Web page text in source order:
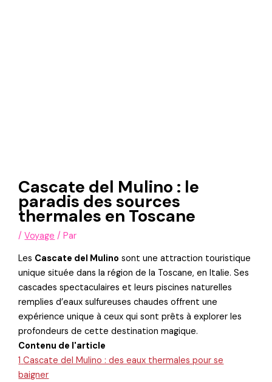
Cascate del Mulino : le
paradis des sources
thermales en Toscane
/Voyage / Par
Les Cascate del Mulino sont une attraction touristique
unique située dans la région de la Toscane, en Italie. Ses
cascades spectaculaires et leurs piscines naturelles
remplies d’eaux sulfureuses chaudes offrent une
expérience unique à ceux qui sont prêts à explorer les
profondeurs de cette destination magique.
Contenu de l'article
1 Cascate del Mulino : des eaux thermales pour se
baigner